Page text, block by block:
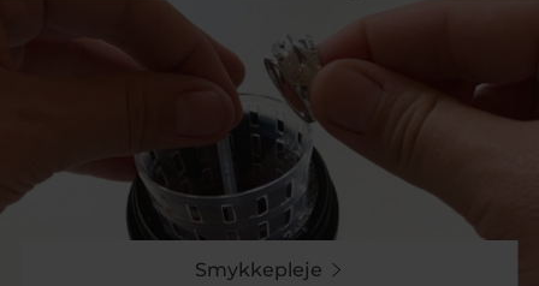
Smykkepleje